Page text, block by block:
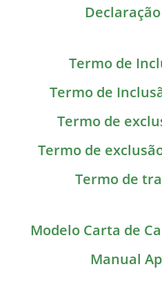
Termo de
Termo de
Termo de
Termo de
Termo de
Modelo Carta de
Manual